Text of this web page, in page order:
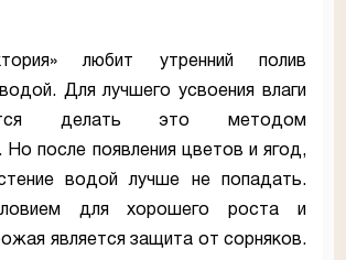
любит утренний полив
Для лучшего усвоения влаги
делать это методом
после появления цветов и ягод,
водой лучше не попадать.
для хорошего роста и
является защита от сорняков.